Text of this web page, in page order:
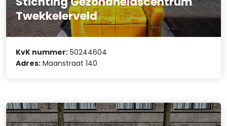
Twekkelerveld
KvK nummer: 50244604
Adres: Maanstraat 140